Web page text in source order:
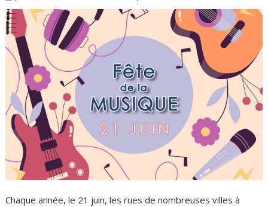
Chaque année, le 21 juin, les rues de nombreuses villes à